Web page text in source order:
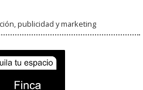
publicidad y marketing